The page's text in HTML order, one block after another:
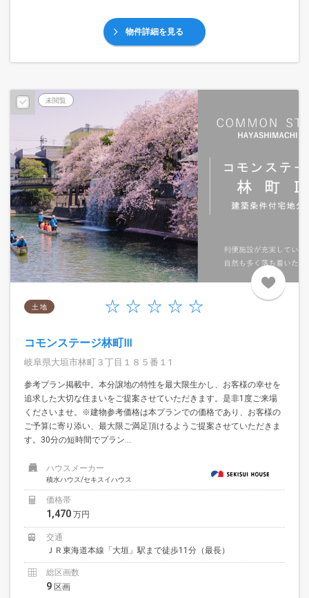
物件詳細を見る
未閲覧
土 地
コモンステージ林町Ⅲ
岐阜県大垣市林町３丁目１８５番１1
参考プラン掲載中。本分譲地の特性を最大限生かし、お客様の幸せを
追求した大切な住まいをご提案させていただきます。是非1度ご来場
くださいませ。※建物参考価格は本プランでの価格であり、お客様の
ご予算に寄り添い、最大限ご満足頂けるようご提案させていただきま
す。30分の短時間でプラン...
ハウスメーカー
積水ハウス/セキスイハウス
価格帯
1,470 万円
交通
ＪＲ東海道本線「大垣」駅まで徒歩11分（最長）
総区画数
9 区画